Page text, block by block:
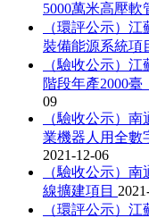
5000萬米高壓軟
（環評公示）
裝備能源系統項
（驗收公示）
階段年產2000
09
（驗收公示）
業機器人用全數
2021-12-06
（驗收公示）
線擴建項目
（環評公示）